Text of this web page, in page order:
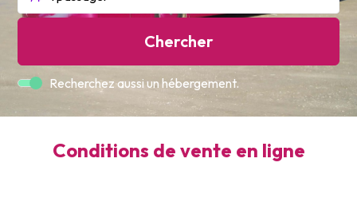
Chercher
Recherchez aussi un hébergement.
Conditions de vente en ligne